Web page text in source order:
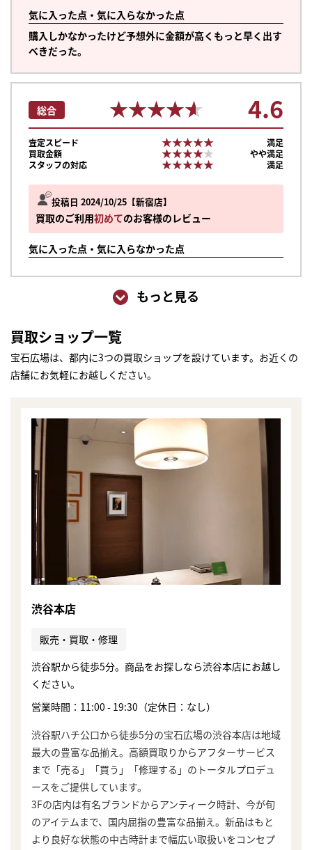
気に入った点・気に入らなかった点
購入しかなかったけど予想外に金額が高くもっと早く出す
べきだった。
投稿日 2024/10/25 新宿店
買取のご利用初めてのお客様のレビュー
気に入った点・気に入らなかった点
総合 ★★★★★
★★★★★ 4.6
査定スピード ★★★★★
★★★★★
満足
買取金額
★★★★★
★★★★★
やや満足
スタッフの対応
★★★★★
★★★★★ 満足
もっと見る
買取ショップ一覧
宝石広場は、都内に3つの買取ショップを設けています。お近くの
店舗にお気軽にお越しください。
渋谷本店
販売・買取・修理
渋谷駅から徒歩5分。商品をお探しなら渋谷本店にお越し
ください。
営業時間：11:00 - 19:30（定休日：なし）
渋谷駅ハチ公口から徒歩5分の宝石広場の渋谷本店は地域
最大の豊富な品揃え。高額買取りからアフターサービス
まで「売る」「買う」「修理する」のトータルプロデュ
ースをご提供しています。
3Fの店内は有名ブランドからアンティーク時計、今が旬
のアイテムまで、国内屈指の豊富な品揃え。新品はもと
より良好な状態の中古時計まで幅広い取扱いをコンセプ